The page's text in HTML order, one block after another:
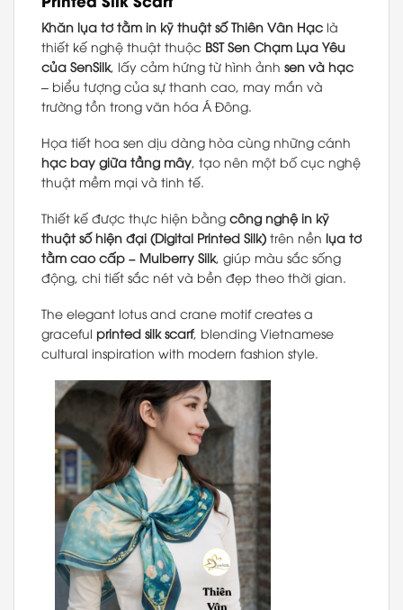
Khăn lụa tơ tằm in kỹ thuật số Thiên Vân Hạc là
thiết kế nghệ thuật thuộc BST Sen Chạm Lụa Yêu
của SenSilk, lấy cảm hứng từ hình ảnh sen và hạc
– biểu tượng của sự thanh cao, may mắn và
trường tồn trong văn hóa Á Đông.
Họa tiết hoa sen dịu dàng hòa cùng những cánh
hạc bay giữa tầng mây, tạo nên một bố cục nghệ
thuật mềm mại và tinh tế.
Thiết kế được thực hiện bằng công nghệ in kỹ
thuật số hiện đại (Digital Printed Silk) trên nền lụa tơ
tằm cao cấp – Mulberry Silk, giúp màu sắc sống
động, chi tiết sắc nét và bền đẹp theo thời gian.
The elegant lotus and crane motif creates a
graceful printed silk scarf, blending Vietnamese
cultural inspiration with modern fashion style.